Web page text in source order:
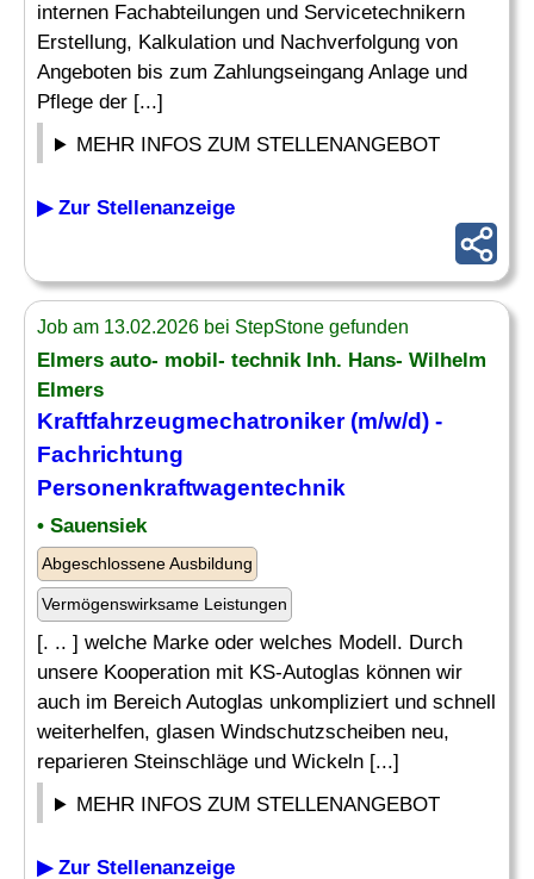
internen Fachabteilungen und Servicetechnikern
Erstellung, Kalkulation und Nachverfolgung von
Angeboten bis zum Zahlungseingang Anlage und
Pflege der [...]
MEHR INFOS ZUM STELLENANGEBOT
▶ Zur Stellenanzeige
Job am 13.02.2026 bei StepStone gefunden
Elmers auto- mobil- technik Inh. Hans- Wilhelm
Elmers
Kraftfahrzeugmechatroniker (m/w/d) -
Fachrichtung
Personenkraftwagentechnik
• Sauensiek
Abgeschlossene Ausbildung
Vermögenswirksame Leistungen
[. .. ] welche Marke oder welches Modell. Durch
unsere Kooperation mit KS-Autoglas können wir
auch im Bereich Autoglas unkompliziert und schnell
weiterhelfen, glasen Windschutzscheiben neu,
reparieren Steinschläge und Wickeln [...]
MEHR INFOS ZUM STELLENANGEBOT
▶ Zur Stellenanzeige